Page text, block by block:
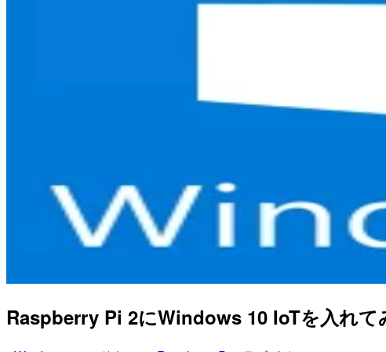
Raspberry Pi 2にWindows 10 IoTを入れて